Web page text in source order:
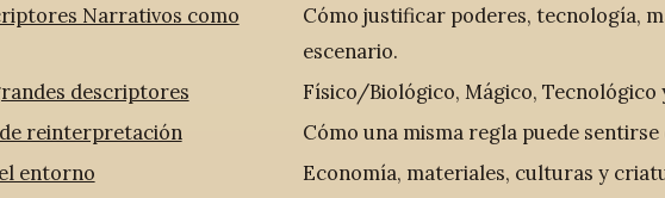
Narrativos como
Cómo justificar poderes, tecnología,
escenario.
descriptores
Físico/Biológico, Mágico, Tecnológico
reinterpretación
Cómo una misma regla puede
entorno
Economía, materiales, culturas y